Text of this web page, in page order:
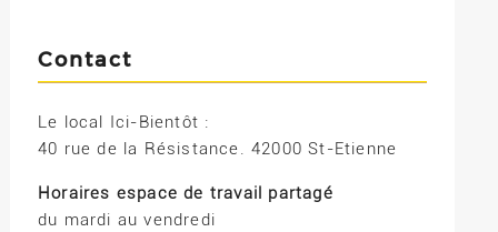
Contact
Le local Ici-Bientôt :
40 rue de la Résistance. 42000 St-Etienne
Horaires espace de travail partagé
du mardi au vendredi